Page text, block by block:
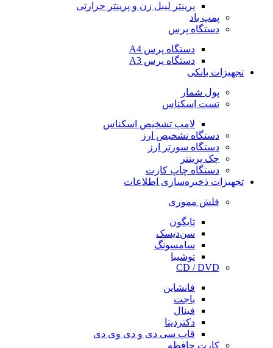
پرینتر لیبل زن و پرینتر حرارتی
پمپ باد
دستگاه پرس
دستگاه پرس A4
دستگاه پرس A3
تجهیزات بانکی
پول شمار
تست اسکناس
لامپ تشخیص اسکناس
دستگاه تشخیص ارز
دستگاه سورتر ارز
چک پرینتر
دستگاه چاپ کارت
تجهیزات ذخیره‌سازی اطلاعات
فلش مموری
تایگون
سن‌دیسک
سامسونگ
توشیبا
CD / DVD
فانشاین
باجت
فینال
دکتردیتا
قاب سی دی و دی وی دی
کارت حافظه